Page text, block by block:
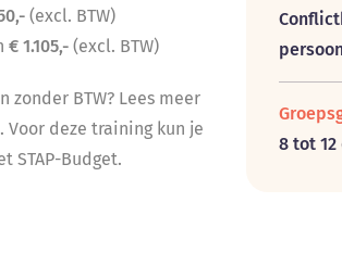
(excl. BTW)
€ 1.105,- (excl. BTW)
zonder BTW? Lees meer
Voor deze training kun je
STAP-Budget.
8 tot